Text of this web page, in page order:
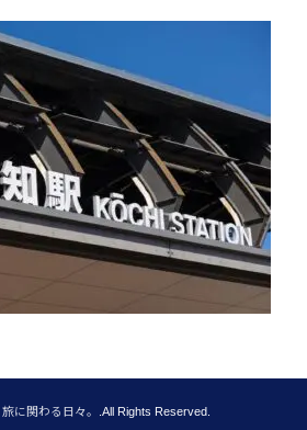
旅に関わる日々。 .All Rights Reserved.